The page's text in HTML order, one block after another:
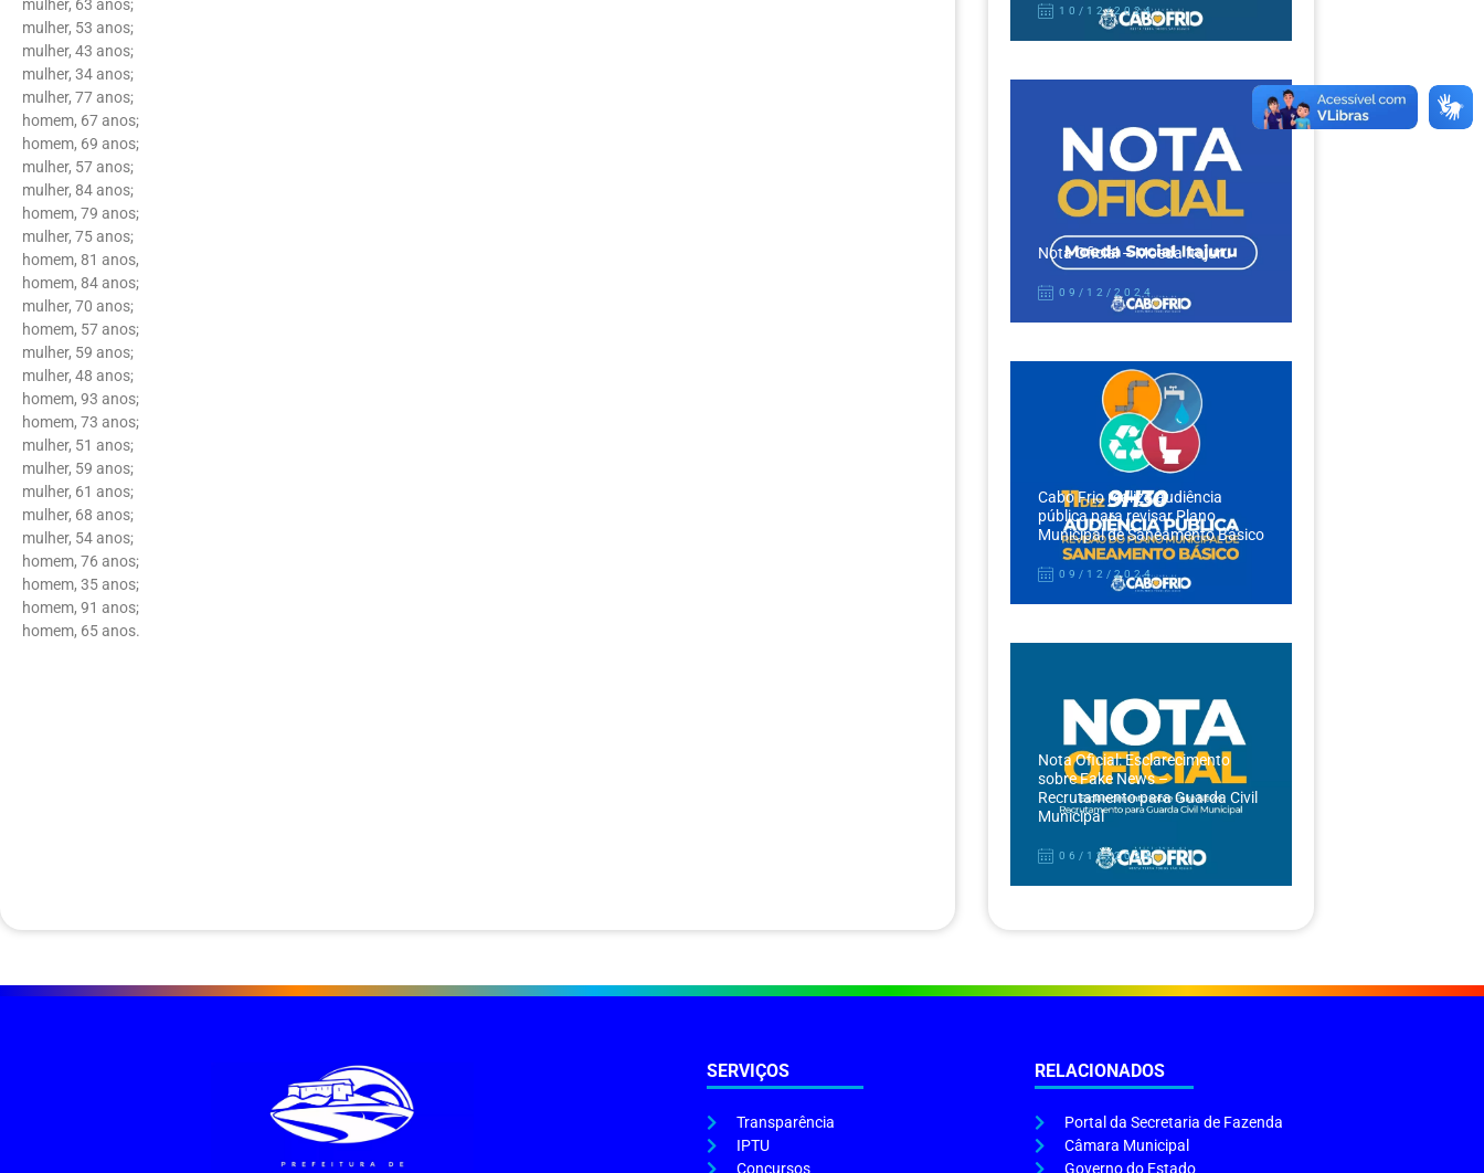
mulher, 63 anos;
mulher, 53 anos;
mulher, 43 anos;
mulher, 34 anos;
mulher, 77 anos;
homem, 67 anos;
homem, 69 anos;
mulher, 57 anos;
mulher, 84 anos;
homem, 79 anos;
mulher, 75 anos;
homem, 81 anos,
homem, 84 anos;
mulher, 70 anos;
homem, 57 anos;
mulher, 59 anos;
mulher, 48 anos;
homem, 93 anos;
homem, 73 anos;
mulher, 51 anos;
mulher, 59 anos;
mulher, 61 anos;
mulher, 68 anos;
mulher, 54 anos;
homem, 76 anos;
homem, 35 anos;
homem, 91 anos;
homem, 65 anos.
10/12/2024
Nota Oficial – Moeda Itajuru
09/12/2024
Cabo Frio realiza audiência
pública para revisar Plano
Municipal de Saneamento Básico
09/12/2024
Nota Oficial: Esclarecimento
sobre Fake News –
Recrutamento para Guarda Civil
Municipal
06/12/2024
SERVIÇOS
Transparência
IPTU
Concursos
RELACIONADOS
Portal da Secretaria de Fazenda
Câmara Municipal
Governo do Estado